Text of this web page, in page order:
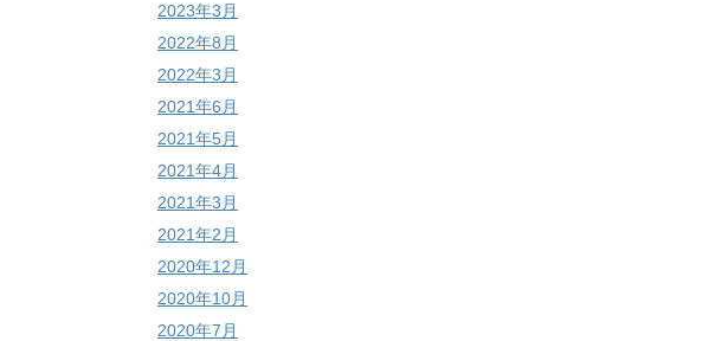
2023年3月
2022年8月
2022年3月
2021年6月
2021年5月
2021年4月
2021年3月
2021年2月
2020年12月
2020年10月
2020年7月